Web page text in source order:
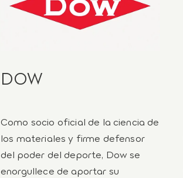
DOW
Como socio oficial de la ciencia de
los materiales y firme defensor
del poder del deporte, Dow se
enorgullece de aportar su